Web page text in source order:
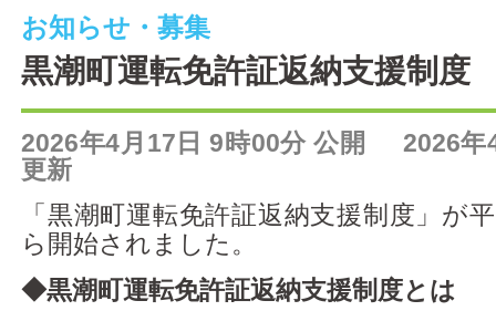
まちの情報
各課情報
事業者の方へ
電子申請
FAQ
お知らせ・募集
黒潮町運転免許証返納支援制度
2026年4月17日 9時00分 公開 2026年
更新
「黒潮町運転免許証返納支援制度」が
ら開始されました。
◆黒潮町運転免許証返納支援制度とは